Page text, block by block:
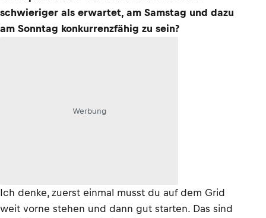
schwieriger als erwartet, am Samstag und dazu
am Sonntag konkurrenzfähig zu sein?
Werbung
Ich denke, zuerst einmal musst du auf dem Grid
weit vorne stehen und dann gut starten. Das sind